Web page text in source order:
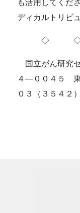
も活用してくだ
ディカルトリビ
◇
国立がん研究
４―００４５
０３（３５４２